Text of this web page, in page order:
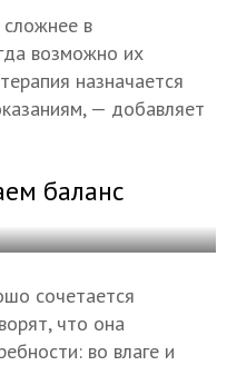
в
возможно их
назначается
— добавляет
баланс
сочетается
что она
во влаге и